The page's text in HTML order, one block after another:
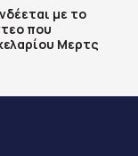
με το
που
Μερτς